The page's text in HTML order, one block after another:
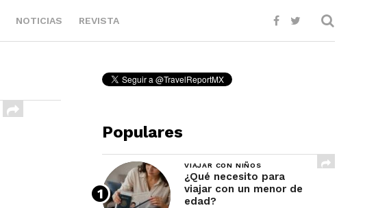
NOTICIAS REVISTA
Populares
VIAJAR CON NIÑOS
¿Qué necesito para
viajar con un menor de
edad?